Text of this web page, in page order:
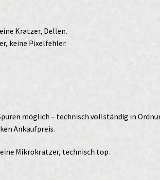
Kratzer, Dellen.
keine Pixelfehler.
möglich – technisch vollständig in
Ankaufpreis.
Mikrokratzer, technisch top.